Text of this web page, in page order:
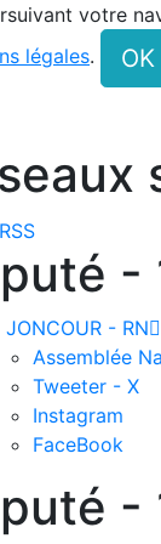
votre
légales. OK
-
JONCOUR - RN
Assemblée
Tweeter - X
Instagram
FaceBook
-